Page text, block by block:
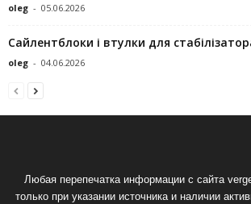
oleg - 05.06.2026
Сайлентблоки і втулки для
oleg - 04.06.2026
Любая перепечатка информации с сайта
только при указании источника и наличии